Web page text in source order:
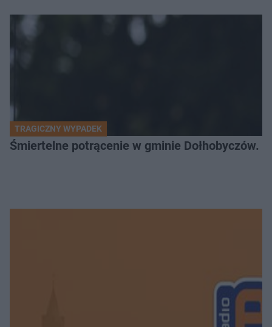
TRAGICZNY WYPADEK
Śmiertelne potrącenie w gminie Dołhobyczów.